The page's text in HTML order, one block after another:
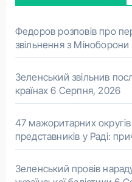
Федоров розповів про
звільнення з Міноборони
Зеленський звільнив
країнах 6 Серпня, 2026
47 мажоритарних
представників у Раді:
Зеленський провів